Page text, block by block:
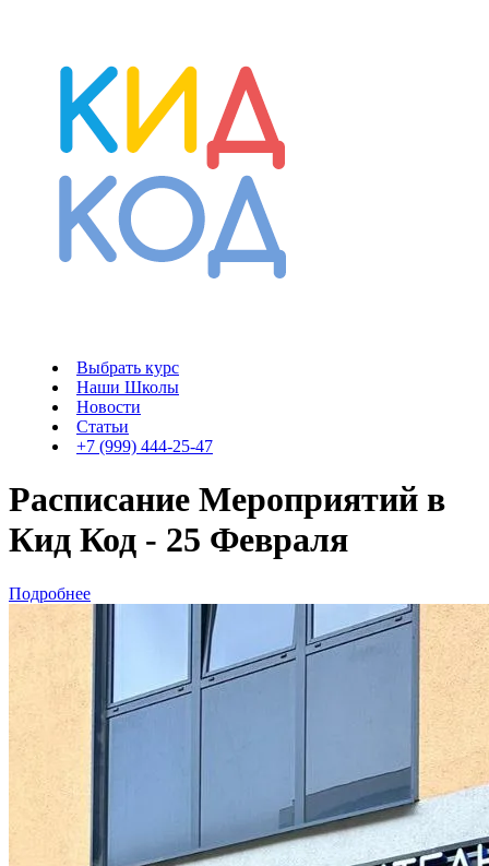
Выбрать курс
Наши Школы
Новости
Статьи
+7 (999) 444-25-47
Расписание Мероприятий в
Кид Код - 25 Февраля
Подробнее